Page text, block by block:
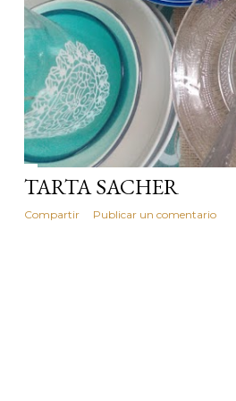
TARTA SACHER
Compartir Publicar un comentario